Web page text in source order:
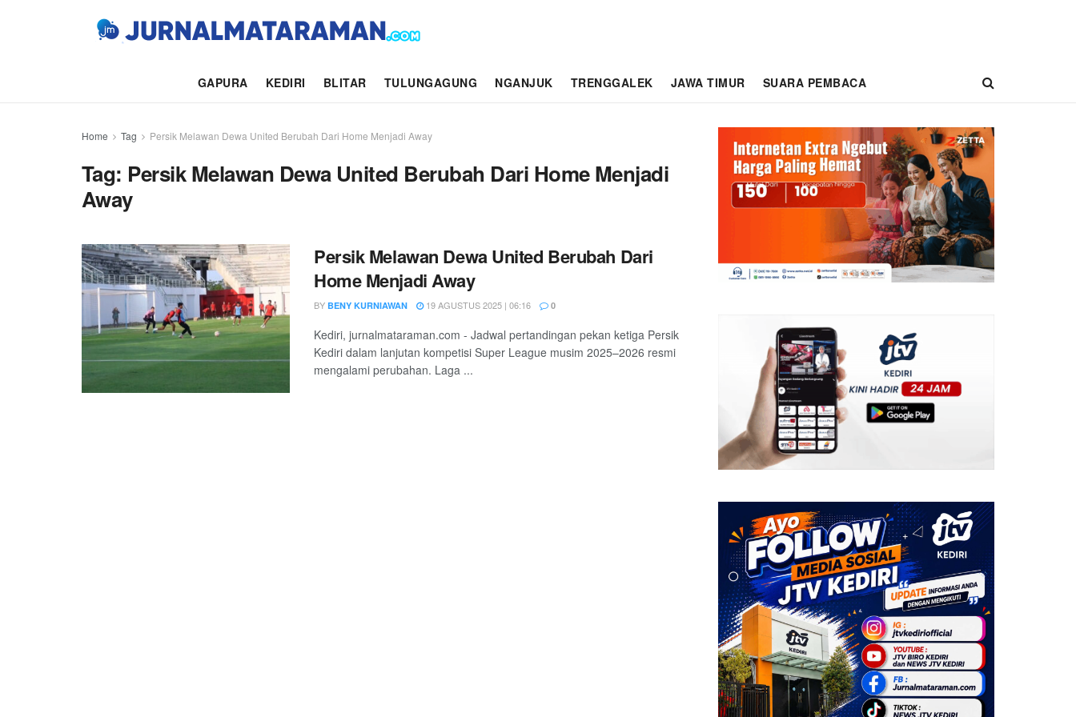
GAPURA KEDIRI BLITAR TULUNGAGUNG NGANJUK TRENGGALEK JAWA TIMUR SUARA PEMBACA
Home Tag Persik Melawan Dewa United Berubah Dari Home Menjadi Away
Tag: Persik Melawan Dewa United Berubah Dari Home Menjadi
Away
Persik Melawan Dewa United Berubah Dari
Home Menjadi Away
BY BENY KURNIAWAN 19 AGUSTUS 2025 | 06:16 0
Kediri, jurnalmataraman.com - Jadwal pertandingan pekan ketiga Persik
Kediri dalam lanjutan kompetisi Super League musim 2025–2026 resmi
mengalami perubahan. Laga ...